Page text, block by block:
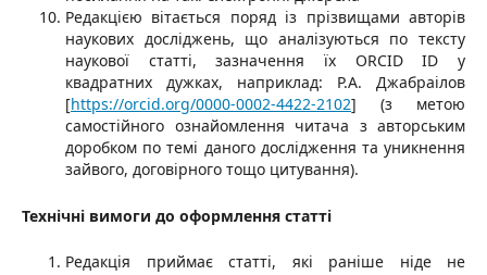
Редакцією вітається поряд із прізвищами авторів
наукових досліджень, що аналізуються по тексту
наукової статті, зазначення їх ORCID ID у
квадратних дужках, наприклад: Р.А. Джабраілов
[https://orcid.org/0000-0002-4422-2102] (з метою
самостійного ознайомлення читача з авторським
доробком по темі даного дослідження та уникнення
зайвого, договірного тощо цитування).
Технічні вимоги до оформлення статті
Редакція приймає статті, які раніше ніде не